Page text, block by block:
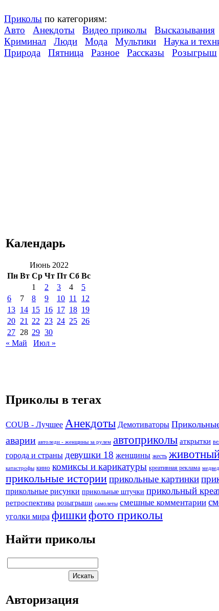
Приколы по категориям:
Авто
Анекдоты Видео приколы Высказывания
Криминал
Люди Мода Мультики Наука и
Природа
Пятница Разное Рассказы Розыгрыш
Календарь
Июнь 2022
Пн Вт Ср Чт Пт Сб Вс
1
2 3 4
5
6
7 8 9 10 11
12
13 14 15 16 17 18 19
20 21 22 23 24 25 26
27 28 29 30
« Май
Июл »
Приколы в тегах
COUB - Лучшее Анекдоты Демотиваторы
аварии автоледи - женщины за рулем автоприколы аткрытки
города и страны девушки 18 женщины жесть
катастрофы кино комиксы и карикатуры креативная реклама
прикольные историиприкольные картинки
прикольные рисунки прикольные штучки прикольный
ретроспектива розыгрыши самолеты смешные комментарии
уголки мира фишкифото приколы
Найти приколы
Авторизация